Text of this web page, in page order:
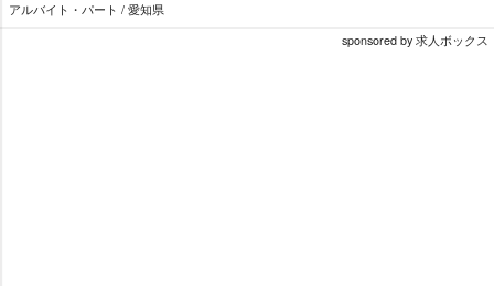
アルバイト・パート / 愛知県
sponsored by 求人ボックス